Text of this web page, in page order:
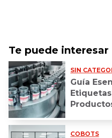
Te puede interesar
SIN
Guía
COBOTS